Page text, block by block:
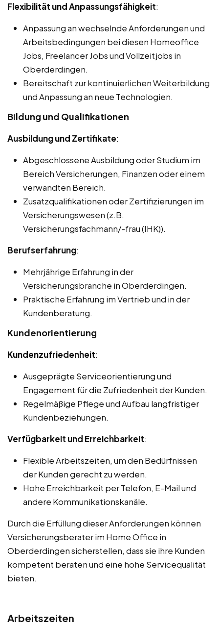
Flexibilität und Anpassungsfähigkeit:
Anpassung an wechselnde Anforderungen und
Arbeitsbedingungen bei diesen Homeoffice
Jobs, Freelancer Jobs und Vollzeitjobs in
Oberderdingen.
Bereitschaft zur kontinuierlichen Weiterbildung
und Anpassung an neue Technologien.
Bildung und Qualifikationen
Ausbildung und Zertifikate:
Abgeschlossene Ausbildung oder Studium im
Bereich Versicherungen, Finanzen oder einem
verwandten Bereich.
Zusatzqualifikationen oder Zertifizierungen im
Versicherungswesen (z.B.
Versicherungsfachmann/-frau (IHK)).
Berufserfahrung:
Mehrjährige Erfahrung in der
Versicherungsbranche in Oberderdingen.
Praktische Erfahrung im Vertrieb und in der
Kundenberatung.
Kundenorientierung
Kundenzufriedenheit:
Ausgeprägte Serviceorientierung und
Engagement für die Zufriedenheit der Kunden.
Regelmäßige Pflege und Aufbau langfristiger
Kundenbeziehungen.
Verfügbarkeit und Erreichbarkeit:
Flexible Arbeitszeiten, um den Bedürfnissen
der Kunden gerecht zu werden.
Hohe Erreichbarkeit per Telefon, E-Mail und
andere Kommunikationskanäle.
Durch die Erfüllung dieser Anforderungen können
Versicherungsberater im Home Office in
Oberderdingen sicherstellen, dass sie ihre Kunden
kompetent beraten und eine hohe Servicequalität
bieten.
Arbeitszeiten